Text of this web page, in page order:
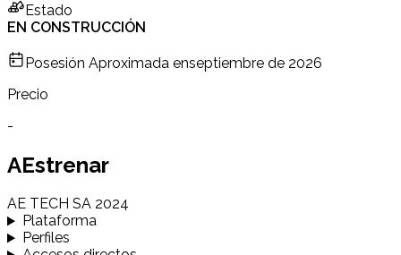
Estado
EN CONSTRUCCIÓN
Posesión Aproximada enseptiembre de 2026
Precio
-
AEstrenar
AE TECH SA 2024
Plataforma
Perfiles